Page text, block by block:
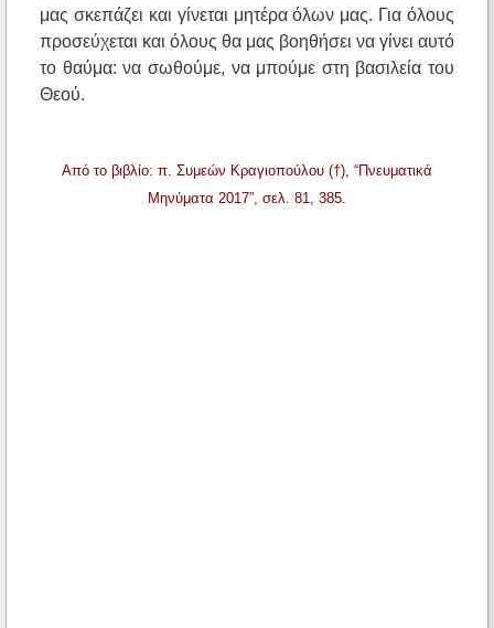
μας σκεπάζει και γίνεται μητέρα όλων μας. Για όλους
προσεύχεται και όλους θα μας βοηθήσει να γίνει αυτό
το θαύμα: να σωθούμε, να μπούμε στη βασιλεία του
Θεού.
Από το βιβλίο: π. Συμεών Κραγιοπούλου (†), “Πνευματικά
Μηνύματα 2017”, σελ. 81, 385.